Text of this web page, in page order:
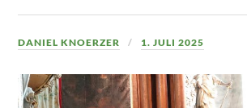
DANIEL KNOERZER 1. JULI 2025